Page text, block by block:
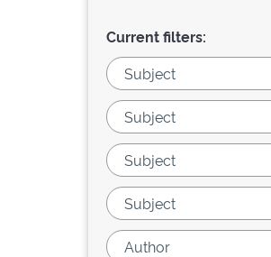
Current filters: